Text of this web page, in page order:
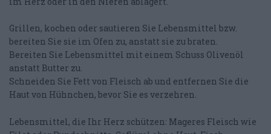
Grillen, kochen oder sautieren Sie Lebensmittel bzw.
bereiten Sie sie im Ofen zu, anstatt sie zu braten.
Bereiten Sie Lebensmittel mit einem Schuss Olivenöl
anstatt Butter zu.
Schneiden Sie Fett von Fleisch ab und entfernen Sie die
Haut von Hühnchen, bevor Sie es verzehren.
Lebensmittel, die Ihr Herz schützen: Mageres Fleisch wie